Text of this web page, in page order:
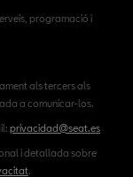
programació i
als tercers als
a comunicar-los.
privacidad@seat.es
i detallada sobre
.